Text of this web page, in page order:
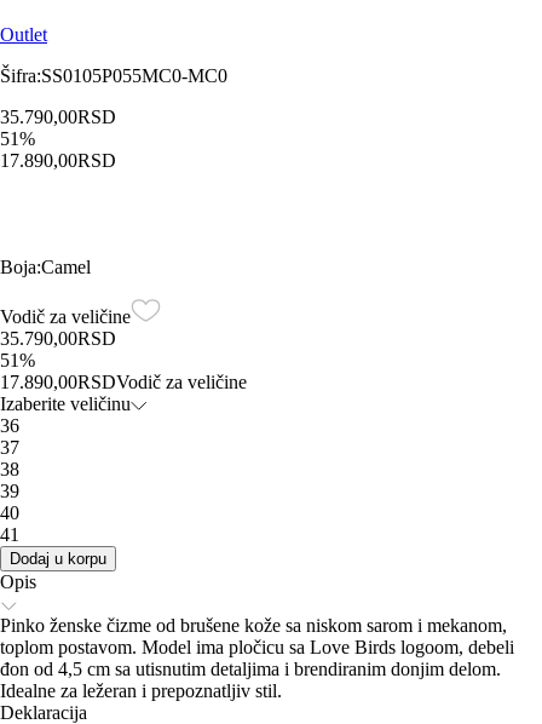
Outlet
Šifra:SS0105P055MC0-MC0
35.790,00RSD
51%
17.890,00RSD
Boja:Camel
Vodič za veličine
35.790,00RSD
51%
17.890,00RSDVodič za veličine
Izaberite veličinu
36
37
38
39
40
41
Dodaj u korpu
Opis
Pinko ženske čizme od brušene kože sa niskom sarom i mekanom,
toplom postavom. Model ima pločicu sa Love Birds logoom, debeli
đon od 4,5 cm sa utisnutim detaljima i brendiranim donjim delom.
Idealne za ležeran i prepoznatljiv stil.
Deklaracija